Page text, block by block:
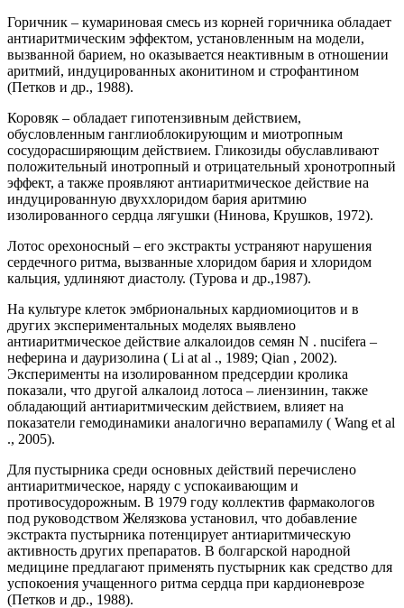
Горичник – кумариновая смесь из корней горичника обладает
антиаритмическим эффектом, установленным на модели,
вызванной барием, но оказывается неактивным в отношении
аритмий, индуцированных аконитином и строфантином
(Петков и др., 1988).
Коровяк – обладает гипотензивным действием,
обусловленным ганглиоблокирующим и миотропным
сосудорасширяющим действием. Гликозиды обуславливают
положительный инотропный и отрицательный хронотропный
эффект, а также проявляют антиаритмическое действие на
индуцированную двуххлоридом бария аритмию
изолированного сердца лягушки (Нинова, Крушков, 1972).
Лотос орехоносный – его экстракты устраняют нарушения
сердечного ритма, вызванные хлоридом бария и хлоридом
кальция, удлиняют диастолу. (Турова и др.,1987).
На культуре клеток эмбриональных кардиомиоцитов и в
других экспериментальных моделях выявлено
антиаритмическое действие алкалоидов семян N . nucifera –
неферина и дауризолина ( Li at al ., 1989; Qian , 2002).
Эксперименты на изолированном предсердии кролика
показали, что другой алкалоид лотоса – лиензинин, также
обладающий антиаритмическим действием, влияет на
показатели гемодинамики аналогично верапамилу ( Wang et al
., 2005).
Для пустырника среди основных действий перечислено
антиаритмическое, наряду с успокаивающим и
противосудорожным. В 1979 году коллектив фармакологов
под руководством Желязкова установил, что добавление
экстракта пустырника потенцирует антиаритмическую
активность других препаратов. В болгарской народной
медицине предлагают применять пустырник как средство для
успокоения учащенного ритма сердца при кардионеврозе
(Петков и др., 1988).